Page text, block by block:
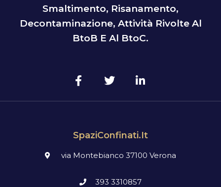
Smaltimento, Risanamento,
Decontaminazione, Attività Rivolte Al
BtoB E Al BtoC.
SpaziConfinati.it
via Montebianco 37100 Verona
393 3310857